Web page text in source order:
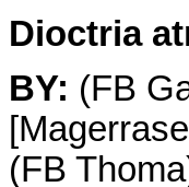
Dioctria
BY: (FB
(FB